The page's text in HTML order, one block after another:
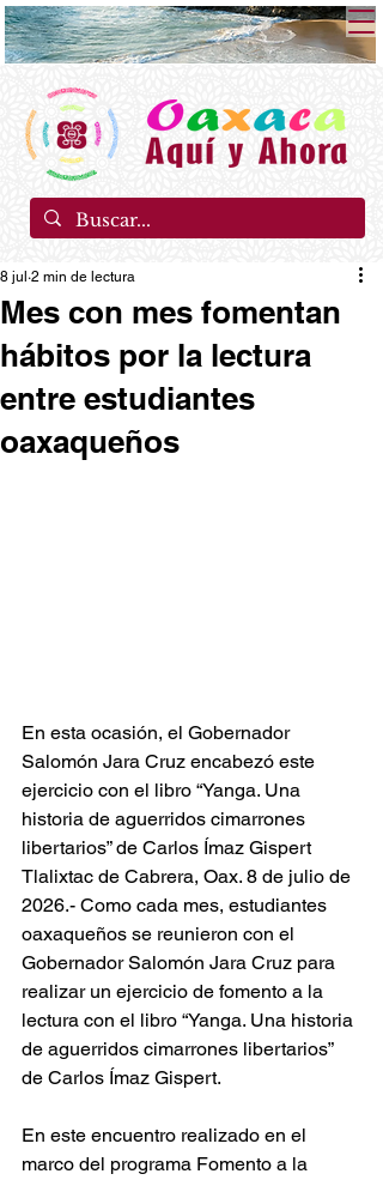
Mes con mes fomentan
hábitos por la lectura
entre estudiantes
oaxaqueños
8 jul 2 min de lectura
En esta ocasión, el Gobernador
Salomón Jara Cruz encabezó este
ejercicio con el libro “Yanga. Una
historia de aguerridos cimarrones
libertarios” de Carlos Ímaz Gispert
Tlalixtac de Cabrera, Oax. 8 de julio de
2026.- Como cada mes, estudiantes
oaxaqueños se reunieron con el
Gobernador Salomón Jara Cruz para
realizar un ejercicio de fomento a la
lectura con el libro “Yanga. Una historia
de aguerridos cimarrones libertarios”
de Carlos Ímaz Gispert.
En este encuentro realizado en el
marco del programa Fomento a la